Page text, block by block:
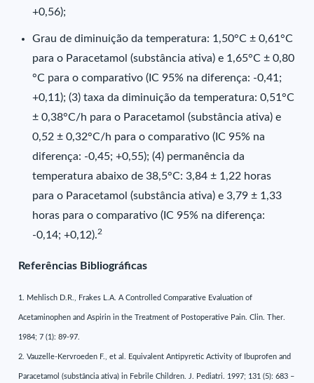
+0,56);
Grau de diminuição da temperatura: 1,50°C ± 0,61°C
para o Paracetamol (substância ativa) e 1,65°C ± 0,80
°C para o comparativo (IC 95% na diferença: -0,41;
+0,11); (3) taxa da diminuição da temperatura: 0,51°C
± 0,38°C/h para o Paracetamol (substância ativa) e
0,52 ± 0,32°C/h para o comparativo (IC 95% na
diferença: -0,45; +0,55); (4) permanência da
temperatura abaixo de 38,5°C: 3,84 ± 1,22 horas
para o Paracetamol (substância ativa) e 3,79 ± 1,33
horas para o comparativo (IC 95% na diferença:
-0,14; +0,12).2
Referências Bibliográficas
1. Mehlisch D.R., Frakes L.A. A Controlled Comparative Evaluation of
Acetaminophen and Aspirin in the Treatment of Postoperative Pain. Clin. Ther.
1984; 7 (1): 89-97.
2. Vauzelle-Kervroeden F., et al. Equivalent Antipyretic Activity of Ibuprofen and
Paracetamol (substância ativa) in Febrile Children. J. Pediatri. 1997; 131 (5): 683 –